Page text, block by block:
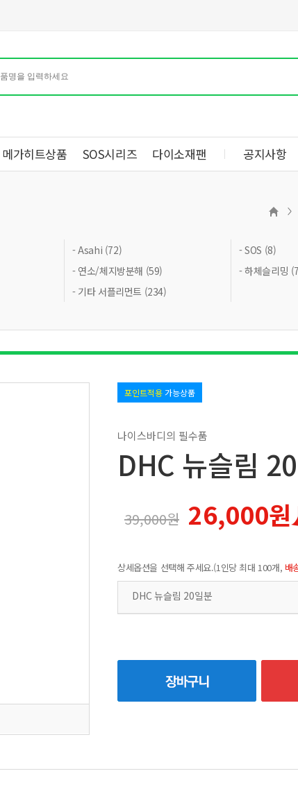
메가히트상품 SOS시리즈 다이소재팬 공지사항
- Asahi (72) - SOS (8)
- 연소/체지방분해 (59)
- 하체슬리밍
- 기타 서플리먼트 (234)
포인트적용가능상품
나이스바디의 필수품
DHC 뉴슬림
39,000원 26,000원
상세옵션을 선택해 주세요.(1인당 최대 100개, 배
DHC 뉴슬림 20일분